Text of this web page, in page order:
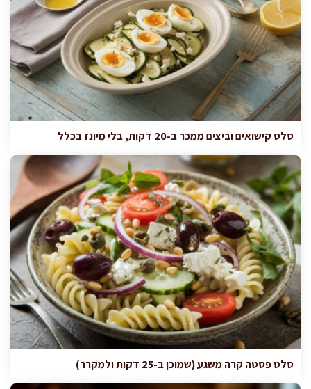
סלט קישואים וביצים ממכר ב-20 דקות, בלי מיונז בכלל
סלט פסטה קרה משגע (שמוכן ב-25 דקות ולמקרר)